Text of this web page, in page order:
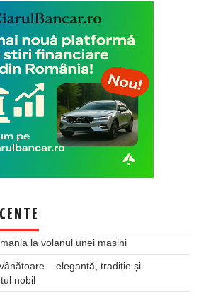
la volanul unei masini
– eleganță, tradiție și
nobil